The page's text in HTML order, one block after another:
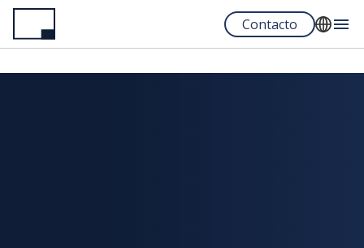
Pasar
contenido
Contacto
English